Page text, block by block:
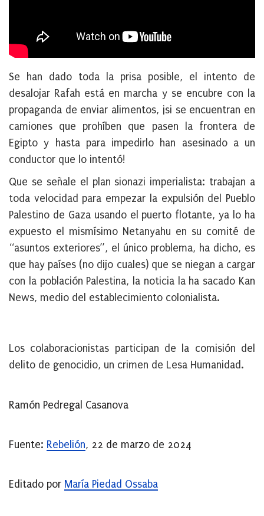
Se han dado toda la prisa posible, el intento de
desalojar Rafah está en marcha y se encubre con la
propaganda de enviar alimentos, ¡si se encuentran en
camiones que prohíben que pasen la frontera de
Egipto y hasta para impedirlo han asesinado a un
conductor que lo intentó!
Que se señale el plan sionazi imperialista: trabajan a
toda velocidad para empezar la expulsión del Pueblo
Palestino de Gaza usando el puerto flotante, ya lo ha
expuesto el mismísimo Netanyahu en su comité de
“asuntos exteriores”, el único problema, ha dicho, es
que hay países (no dijo cuales) que se niegan a cargar
con la población Palestina, la noticia la ha sacado Kan
News, medio del establecimiento colonialista.
Los colaboracionistas participan de la comisión del
delito de genocidio, un crimen de Lesa Humanidad.
Ramón Pedregal Casanova
Fuente: Rebelión, 22 de marzo de 2024
Editado por María Piedad Ossaba